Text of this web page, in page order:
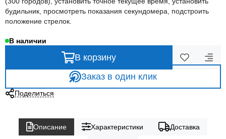
будильник, просмотреть показания секундомера, подстроить
положение стрелок.
В наличии
В корзину
Заказ в один клик
Поделиться
Описание Характеристики Доставка